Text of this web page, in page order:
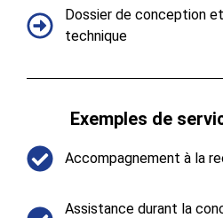
Dossier de conception
technique
Exemples de
Accompagnement à la
Assistance durant la